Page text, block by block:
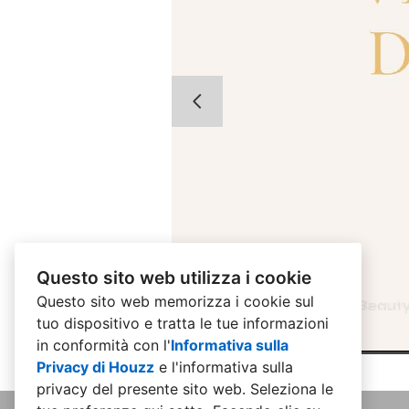
Questo sito web utilizza i cookie
Questo sito web memorizza i cookie sul
tuo dispositivo e tratta le tue informazioni
in conformità con l'Informativa sulla
Privacy di Houzz e l'informativa sulla
privacy del presente sito web. Seleziona le